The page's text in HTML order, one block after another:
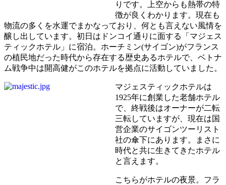
りです。上空からも熱帯の特
徴が良くわかります。現在も
物流の多くを水運でまかなっており、何とも言えない風情を
醸し出しています。初日はドンコイ通りに面する「マジェス
ティックホテル」に宿泊。ホーチミン(サイゴン)がフランス
の植民地だった時代から存在する歴史あるホテルで、ベトナ
ム戦争中は開高健がこのホテルを拠点に活動していました。
マジェスティックホテルは
1925年に創業した老舗ホテル
で、終戦後はオーナーが二転
三転していますが、現在は国
営企業のサイゴンツーリスト
社の傘下にあります。まさに
時代と共に生きてきたホテル
と言えます。
こちらがホテルの夜景。フラ